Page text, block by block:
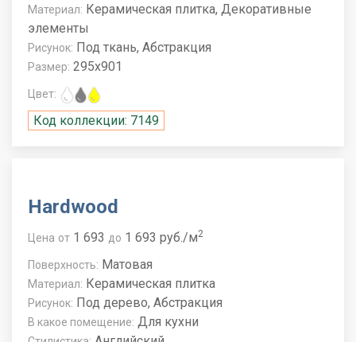
Материал: Керамическая плитка, Декоративные
элементы
Рисунок: Под ткань, Абстракция
Размер: 295x901
Цвет:
Код коллекции: 7149
Hardwood
Цена от 1 693 до 1 693 руб./м2
Поверхность: Матовая
Материал: Керамическая плитка
Рисунок: Под дерево, Абстракция
В какое помещение: Для кухни